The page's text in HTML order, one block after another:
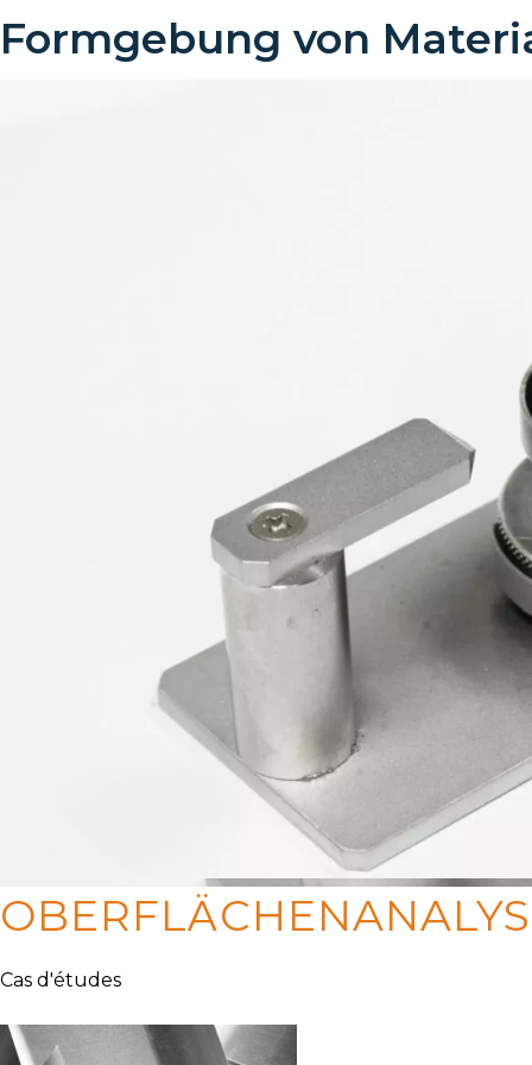
Formgebung von
Cas d'études